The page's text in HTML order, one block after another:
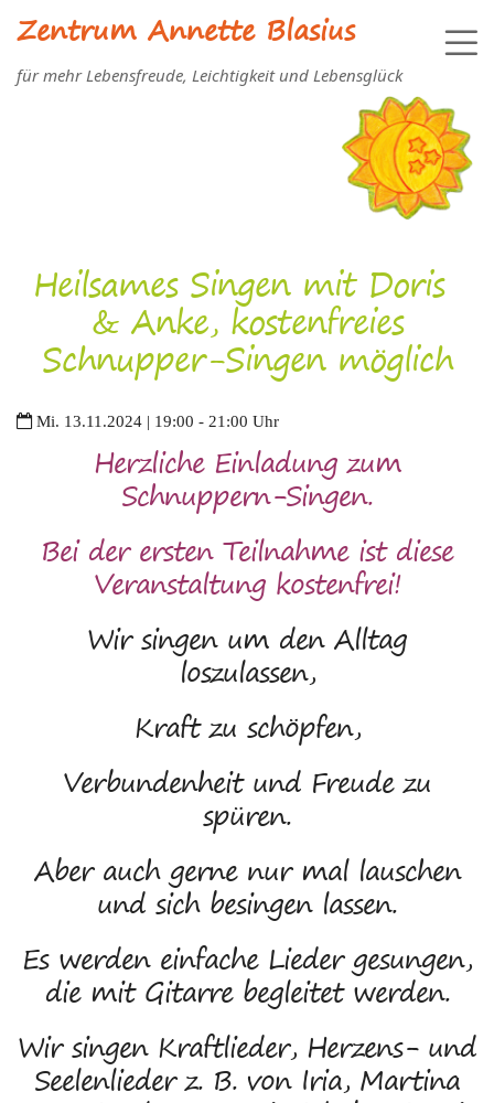
Zentrum Annette Blasius
für mehr Lebensfreude, Leichtigkeit und Lebensglück
Heilsames Singen mit Doris
& Anke, kostenfreies
Schnupper-Singen möglich
Mi. 13.11.2024 | 19:00 - 21:00 Uhr
Herzliche Einladung zum
Schnuppern-Singen.
Bei der ersten Teilnahme ist diese
Veranstaltung kostenfrei!
Wir singen um den Alltag
loszulassen,
Kraft zu schöpfen,
Verbundenheit und Freude zu
spüren.
Aber auch gerne nur mal lauschen
und sich besingen lassen.
Es werden einfache Lieder gesungen,
die mit Gitarre begleitet werden.
Wir singen Kraftlieder, Herzens- und
Seelenlieder z. B. von Iria, Martina